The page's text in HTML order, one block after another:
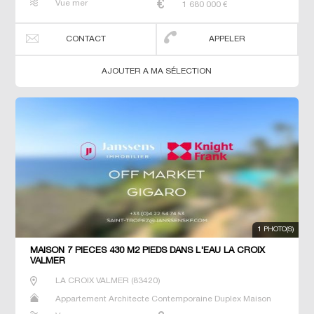
T5 T6 Terrain Terrain constructible Villa
Vue mer 1 680 000 €
CONTACT APPELER
AJOUTER A MA SÉLECTION
1 PHOTO(S)
MAISON 7 PIECES 430 M2 PIEDS DANS L'EAU LA CROIX
VALMER
LA CROIX VALMER (83420)
Appartement Architecte Contemporaine Duplex Maison